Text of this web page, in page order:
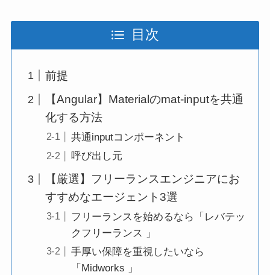
目次
前提
【Angular】Materialのmat-inputを共通
化する方法
共通inputコンポーネント
呼び出し元
【厳選】フリーランスエンジニアにお
すすめなエージェント3選
フリーランスを始めるなら「レバテッ
クフリーランス 」
手厚い保障を重視したいなら
「Midworks 」